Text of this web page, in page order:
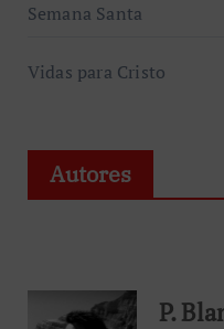
Semana Santa
Vidas para Cristo
Autores
P.